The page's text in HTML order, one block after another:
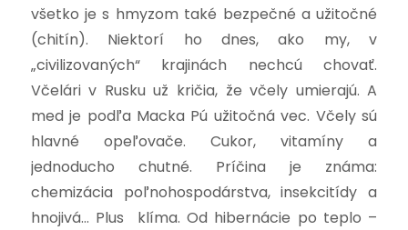
všetko je s hmyzom také bezpečné a užitočné
(chitín). Niektorí ho dnes, ako my, v
„civilizovaných“ krajinách nechcú chovať.
Včelári v Rusku už kričia, že včely umierajú. A
med je podľa Macka Pú užitočná vec. Včely sú
hlavné opeľovače. Cukor, vitamíny a
jednoducho chutné. Príčina je známa:
chemizácia poľnohospodárstva, insekcitídy a
hnojivá… Plus klíma. Od hibernácie po teplo –